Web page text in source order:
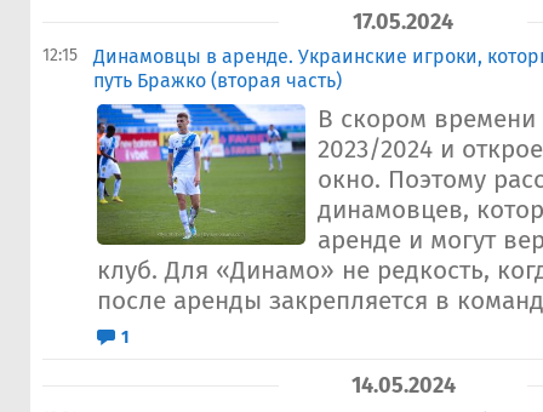
17.05.2024
12:15
Динамовцы в аренде. Украинские игроки,
путь Бражко (вторая часть)
В скором времени
2023/2024 и
окно. Поэтому
динамовцев,
аренде и могут
клуб. Для «Динамо» не редкость,
после аренды закрепляется в
1
14.05.2024